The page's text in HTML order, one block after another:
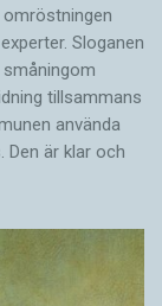
Sloganen
småningom
tillsammans
använda
Den är klar och